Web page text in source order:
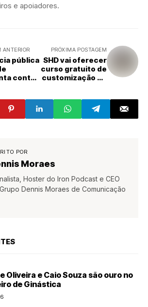
e apoiadores.
ANTERIOR
pública
contas
Santa
d’Oeste
PRÓXIMA POSTAGEM
SHD vai oferecer
curso gratuito de
customização de
SEBRAE Aqui
Sumaré
POR
Moraes
Hoster do Iron Podcast e CEO
Dennis Moraes de Comunicação
Oliveira e Caio Souza são ouro no
de Ginástica